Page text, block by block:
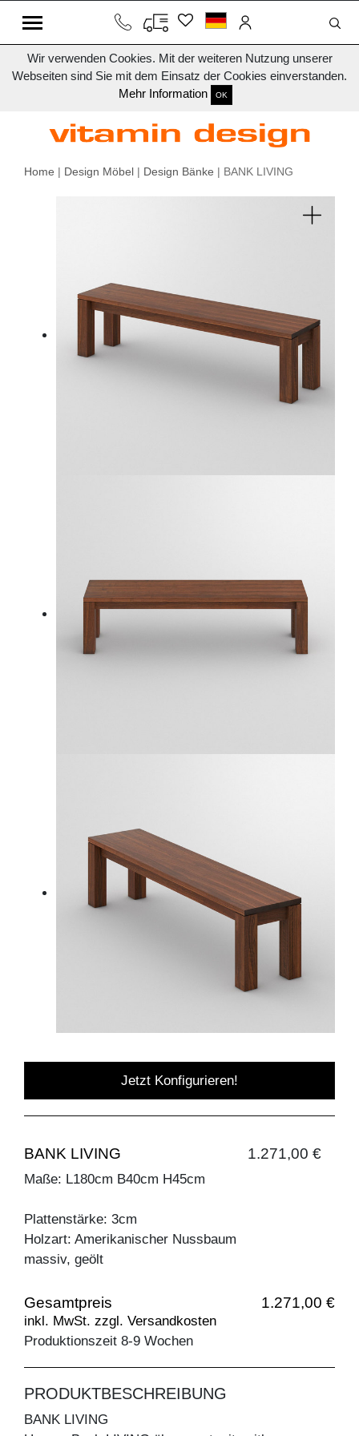
Wir verwenden Cookies. Mit der weiteren Nutzung unserer
Webseiten sind Sie mit dem Einsatz der Cookies einverstanden.
Mehr Information
OK
Home | Design Möbel | Design Bänke | BANK LIVING
Jetzt Konfigurieren!
BANK LIVING 1.271,00 €
Maße: L180cm B40cm H45cm
Plattenstärke: 3cm
Holzart: Amerikanischer Nussbaum
massiv, geölt
Gesamtpreis 1.271,00 €
inkl. MwSt. zzgl. Versandkosten
Produktionszeit 8-9 Wochen
PRODUKTBESCHREIBUNG
BANK LIVING